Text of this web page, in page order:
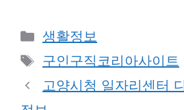
Categories
생활정보
Tags
구인구직코리아사이트
고양시청 일자리센터